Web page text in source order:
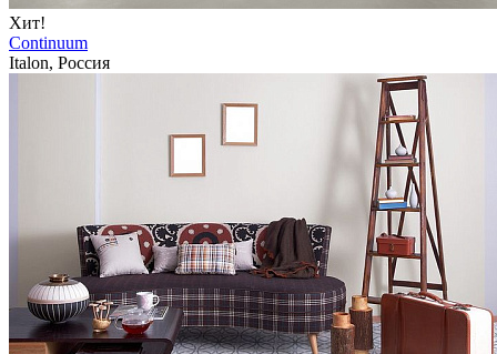
Хит!
Continuum
Italon, Россия